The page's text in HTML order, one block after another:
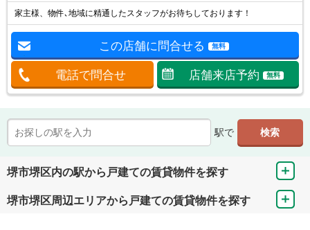
家主様、物件､地域に精通したスタッフがお待ちしております！
この店舗に問合せる 無料
電話で問合せ 店舗来店予約 無料
駅で
堺市堺区内の駅から戸建ての賃貸物件を探す
堺市堺区周辺エリアから戸建ての賃貸物件を探す